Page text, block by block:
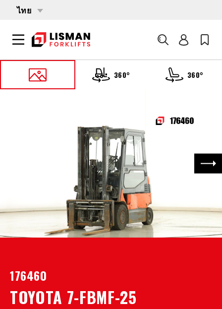
ไทย
ค้นหา
360° 360°
รถบรรทุกโฟล์คลิฟต์
176460 TOYOTA 7-FBMF-25
ถัด
176460
TOYOTA 7-FBMF-25